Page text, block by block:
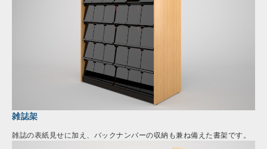
雑誌架
雑誌の表紙見せに加え、バックナンバーの収納も兼ね備えた書架です。